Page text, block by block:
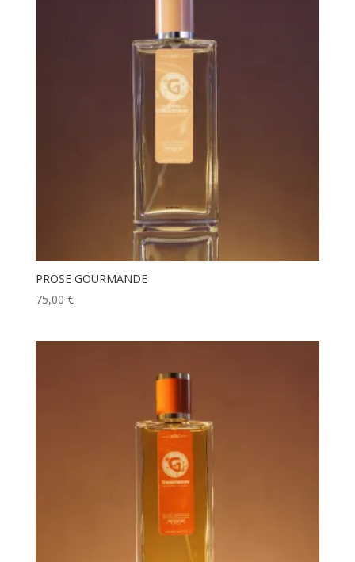
PROSE GOURMANDE
75,00 €